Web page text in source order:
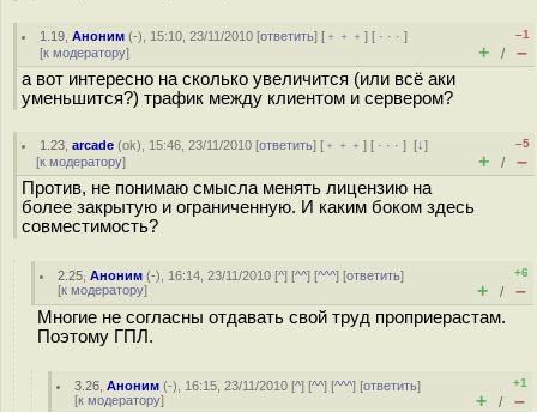
1.19 ,Аноним (-), 15:10, 23/11/2010 [ответить] [ ﹢﹢﹢] [ · · ·]
[к модератору]
–1
+ / –
а вот интересно на сколько увеличится (или всё аки
уменьшится?) трафик между клиентом и сервером?
1.23 ,arcade (ok), 15:46, 23/11/2010 [ответить] [ ﹢﹢﹢] [ · · ·][↓]
[к модератору]
–5
+ / –
Против, не понимаю смысла менять лицензию на
более закрытую и ограниченную. И каким боком здесь
совместимость?
2.25 ,Аноним (-), 16:14, 23/11/2010 [^] [^^] [^^^] [ответить]
[к модератору]
+6
+ / –
Многие не согласны отдавать свой труд проприерастам.
Поэтому ГПЛ.
3.26 ,Аноним (-), 16:15, 23/11/2010 [^] [^^] [^^^] [ответить]
[к модератору]
+1
+ / –